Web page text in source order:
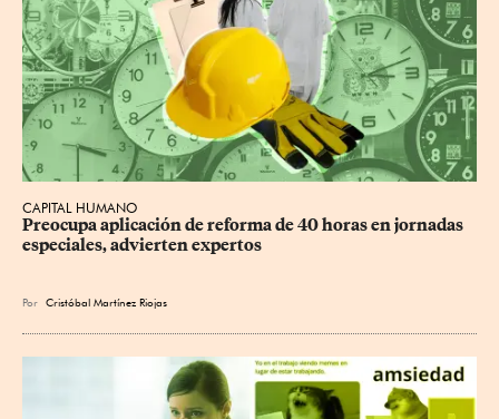
CAPITAL HUMANO
Preocupa aplicación de reforma de 40 horas en jornadas
especiales, advierten expertos
Por Cristóbal Martínez Riojas